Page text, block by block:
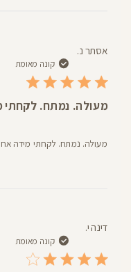
אסתר נ.
קונה מאומת
מעולה. נמתח. לקחתי
מעולה. נמתח. לקחתי מידה
דינה י.
קונה מאומת